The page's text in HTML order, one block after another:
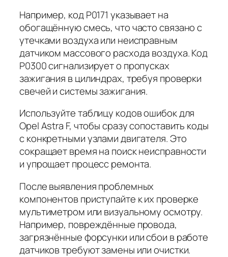
Например, код P0171 указывает на
обогащённую смесь, что часто связано с
утечками воздуха или неисправным
датчиком массового расхода воздуха. Код
P0300 сигнализирует о пропусках
зажигания в цилиндрах, требуя проверки
свечей и системы зажигания.
Используйте таблицу кодов ошибок для
Opel Astra F, чтобы сразу сопоставить коды
с конкретными узлами двигателя. Это
сокращает время на поиск неисправности
и упрощает процесс ремонта.
После выявления проблемных
компонентов приступайте к их проверке
мультиметром или визуальному осмотру.
Например, повреждённые провода,
загрязнённые форсунки или сбои в работе
датчиков требуют замены или очистки.